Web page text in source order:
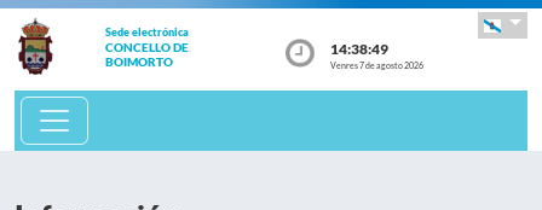
Sede electrónica
CONCELLO DE
BOIMORTO
14:38:50
Venres 7 de agosto 2026